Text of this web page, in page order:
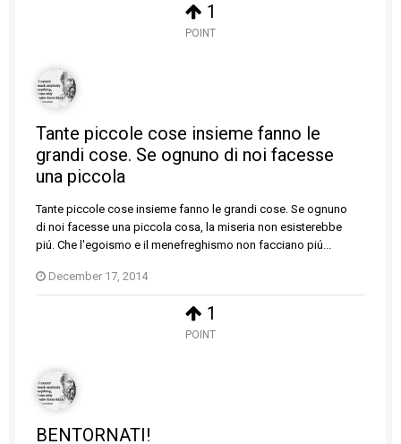
1
POINT
1
POINT
Tante piccole cose insieme fanno le
grandi cose. Se ognuno di noi facesse
una piccola
Tante piccole cose insieme fanno le grandi cose. Se ognuno
di noi facesse una piccola cosa, la miseria non esisterebbe
piú. Che l'egoismo e il menefreghismo non facciano piú...
December 17, 2014
BENTORNATI!